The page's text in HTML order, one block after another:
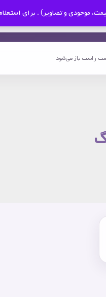
موجودی و تصاویر) . برای
راست باز می‌شود